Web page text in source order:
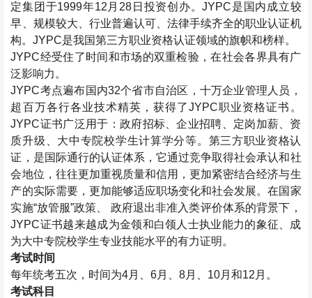
定集团于1999年12 月 28 日投资创办。JYPC是国内成立较
早、规模较大、行业普遍认可、法律手续齐全的职业认证机
构。JYPC是我国第三方职业资格认证领域的旗帜和榜样。
JYPC经受住了时间和市场的双重检验，在社会各界具有广
泛影响力。
JYPC考点遍布国内32个省市自治区，十万企业管理人员，
超百万各行各业技术精英，获得了JYPC职业资格证书。
JYPC证书广泛用于：政府招标、企业招聘、定岗加薪、资
质升级、大中专院校学生计算学分等。第三方职业资格认
证，是国际通行的认证体系，它通过竞争取得社会承认和社
会地位，往往更加重视质量和信用，更加紧密结合经济与生
产的实际需要，更加能够适应职场变化和社会发展。在国家
实施“放管服”政策、 政府退出非准入类评价体系的背景下，
JYPC证书越来越成为金领和白领人士执业能力的象征、成
为大中专院校学生专业技能水平的有力证明。
考试时间
每年统考五次，时间为4月、6月、8月、 10月和12 月。
考试科目